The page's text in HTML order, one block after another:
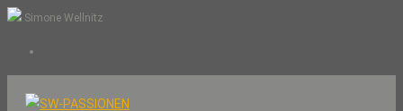
ZumSimone Wellnitz